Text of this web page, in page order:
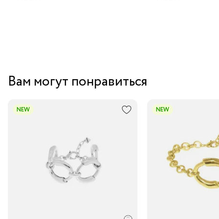
Вам могут понравиться
NEW NEW